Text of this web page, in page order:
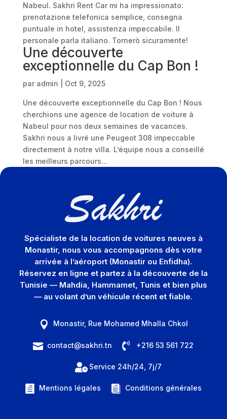
Nabeul. Sakhri Rent Car mi ha impressionato:
prenotazione telefonica semplice, consegna
puntuale in hotel, assistenza impeccabile. Il
personale parla italiano. Tornerò sicuramente!
Une découverte
exceptionnelle du Cap Bon !
par admin Oct 9, 2025
Une découverte exceptionnelle du Cap Bon ! Nous
cherchions une agence de location de voiture à
Nabeul pour nos deux semaines de vacances.
Sakhri nous a livré une Peugeot 308 impeccable
directement à notre villa. L’équipe nous a conseillé
les meilleurs parcours...
Spécialiste de la location de voitures neuves à
Monastir, nous vous accompagnons dès votre
arrivée à l’aéroport (Monastir ou Enfidha).
Réservez en ligne et partez à la découverte de la
Tunisie — Mahdia, Hammamet, Tunis et bien plus
— au volant d’un véhicule récent et fiable.
 Monastir, Rue Mohamed Mhalla Chkol
 contact@sakhri.tn  +216 53 561 722
 Service 24h/24, 7j/7
 Mentions légales  Conditions générales